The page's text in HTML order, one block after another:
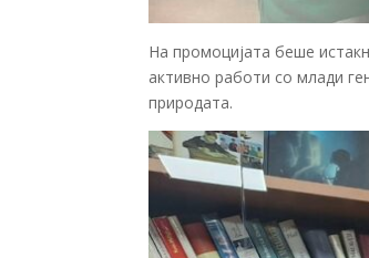
На промоцијата беше
активно работи со млади
природата.